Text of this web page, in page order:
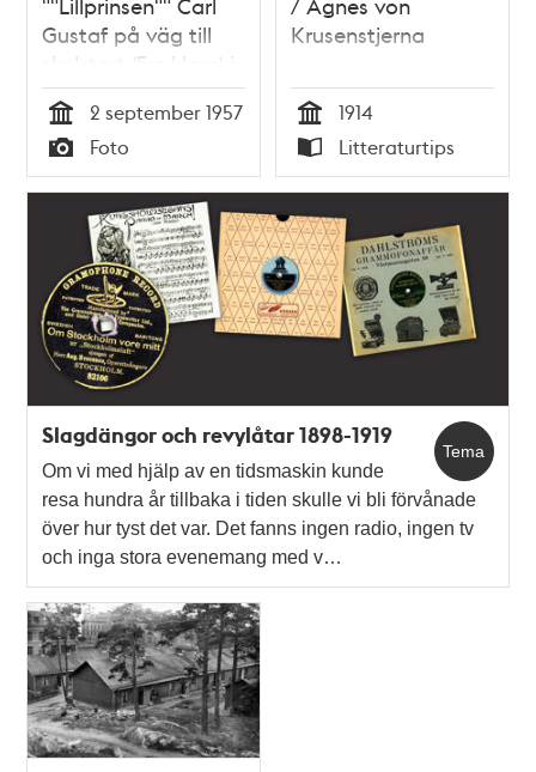
""Lillprinsen"" Carl
Gustaf på väg till
skolstart (5:e klass) i
Broms skola
Tid
2 september 1957
Typ
Foto
/ Agnes von
Krusenstjerna
Tid
1914
Typ
Litteraturtips
Tema
Slagdängor och revylåtar 1898-1919
Om vi med hjälp av en tidsmaskin kunde
resa hundra år tillbaka i tiden skulle vi bli förvånade
över hur tyst det var. Det fanns ingen radio, ingen tv
och inga stora evenemang med v…